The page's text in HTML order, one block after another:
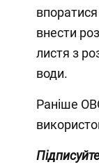
внести
листя з
води.
Раніше